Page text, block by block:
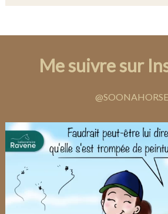
Me suivre sur
@SOONAHORSE